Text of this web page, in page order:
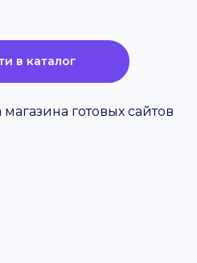
в каталог
готовых сайтов